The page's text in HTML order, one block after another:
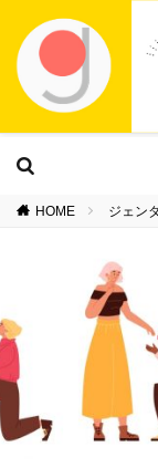
HOME ジェン